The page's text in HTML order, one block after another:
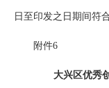
日至印发之日期间符
附件6
大兴区优秀创